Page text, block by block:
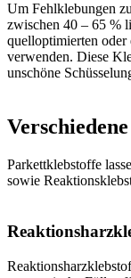
Um Fehlklebungen
zwischen 40 – 65 %
quelloptimierten oder
verwenden. Diese
unschöne
Parkettklebstoffe
sowie